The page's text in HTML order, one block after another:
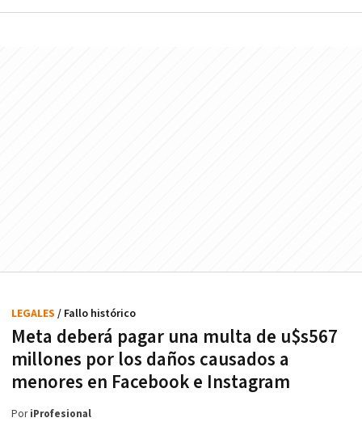
Meta deberá pagar una multa de u$s567
millones por los daños causados a
menores en Facebook e Instagram
LEGALES / Fallo histórico
PoriProfesional